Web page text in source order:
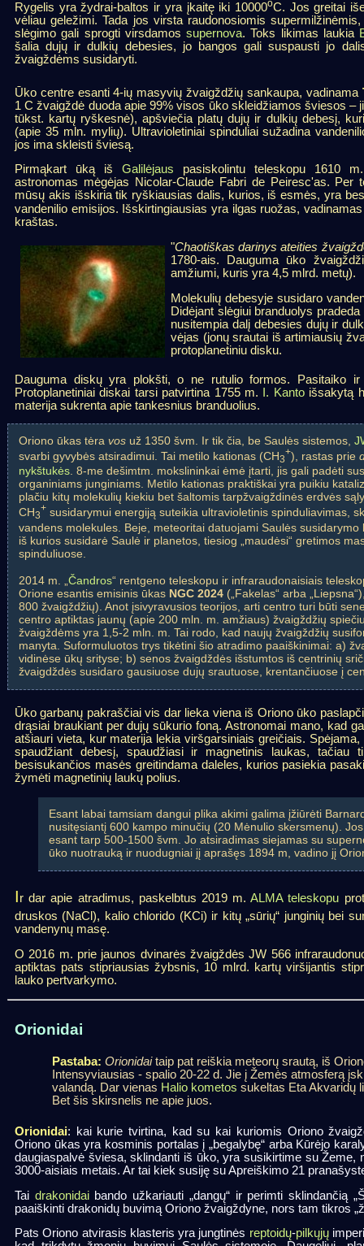
Rygelis yra žydrai-baltos ir yra įkaitę iki 10000oC. Jos greitai
vėliau geležimi. Tada jos virsta raudonosiomis
slėgimo gali sprogti virsdamossupernova. Toks likimas laukia
šalia dujų ir dulkių debesies, jo bangos gali suspausti jo
žvaigždėms susidaryti.
Ūko centre esanti 4-ių masyvių žvaigždžių sankaupa, vadinama
1 C žvaigždė duoda apie 99% visos ūko skleidžiamos šviesos –
tūkst. kartų ryškesnė), apšviečia platų dujų ir dulkių debesį,
(apie 35 mln. mylių). Ultravioletiniai spinduliai sužadina
jos ima skleisti šviesą.
Pirmąkart ūką iš Galilėjaus pasiskolintu teleskopu 1610
astronomas mėgėjas Nicolar-Claude Fabri de Peiresc'as. Per
mūsų akis išskiria tik ryškiausias dalis, kurios, iš esmės, yra
vandenilio emisijos. Išskirtingiausias yra ilgas ruožas,
kraštas.
"Chaotiškas darinys ateities
1780-ais. Dauguma ūko
amžiumi, kuris yra 4,5 mlrd. metų).
Molekulių debesyje susidaro
Didėjant slėgiui branduolys
nusitempia dalį debesies dujų ir
vėjas (jonų srautai iš artimiausių
protoplanetiniu disku.
Dauguma diskų yra plokšti, o ne rutulio formos. Pasitaiko
Protoplanetiniai diskai tarsi patvirtina 1755 m.
I. Kantoišsakytą
materija sukrenta apie tankesnius branduolius.
Oriono ūkas tėra vos už 1350 švm. Ir tik čia, be Saulės sistemos,
svarbi gyvybės atsiradimui. Tai metilo kationas (CH3
+), rastas prie
nykštukės. 8-me dešimtm. mokslininkai ėmė įtarti, jis gali padėti
organiniams junginiams. Metilo kationas praktiškai yra puikiu
plačiu kitų molekulių kiekiu bet šaltomis tarpžvaigždinės erdvės
CH3
+ susidarymui energiją suteikia ultravioletinis spinduliavimas,
vandens molekules. Beje, meteoritai datuojami Saulės
iš kurios susidarė Saulė ir planetos, tiesiog „maudėsi“ gretimos
spinduliuose.
2014 m. „ Čandros“ rentgeno teleskopu ir infraraudonaisiais
Orione esantis emisinis ūkas NGC 2024 („Fakelas“ arba
800 žvaigždžių). Anot įsivyravusios teorijos, arti centro turi būti
centro aptiktas jaunų (apie 200 mln. m. amžiaus) žvaigždžių
žvaigždėms yra 1,5-2 mln. m. Tai rodo, kad naujų žvaigždžių
manyta. Suformuluotos trys tikėtini šio atradimo paaiškinimai: a)
vidinėse ūkų srityse; b) senos žvaigdždės išstumtos iš centrinių
žvaigdždės susidaro gausiuose dujų srautuose, krentančiuose į
Ūko garbanų pakraščiai vis dar lieka viena iš Oriono ūko
drąsiai braukiant per dujų sūkurio foną. Astronomai mano, kad
atšiauri vieta, kur materija lekia viršgarsiniais greičiais.
spaudžiant debesį, spaudžiasi ir magnetinis laukas,
besisukančios masės greitindama daleles, kurios pasiekia
žymėti magnetinių laukų polius.
Esant labai tamsiam dangui plika akimi galima įžiūrėti
nusitęsiantį 600 kampo minučių (20 Mėnulio skersmenų).
esant tarp 500-1500 švm. Jo atsiradimas siejamas su
ūko nuotrauką ir nuodugniai jį aprašęs 1894 m, vadino jį
Ir dar apie atradimus, paskelbtus 2019 m.ALMA teleskopu
druskos (NaCl), kalio chlorido (KCi) ir kitų „sūrių“ junginių bei
vandenynų masę.
O 2016 m. prie jaunos dvinarės žvaigždės JW 566
aptiktas pats stipriausias žybsnis, 10 mlrd. kartų viršijantis
lauko pertvarkymo.
Orionidai
Pastaba: Orionidaitaip pat reiškia meteorų srautą, iš
Intensyviausias - spalio 20-22 d. Jie į Žemės atmosferą
valandą. Dar vienas Halio kometos sukeltas Eta Akvaridų
Bet šis skirsnelis ne apie juos.
Orionidai: kai kurie tvirtina, kad su kai kuriomis Oriono
Oriono ūkas yra kosminis portalas į „begalybę“ arba Kūrėjo
daugiaspalvė šviesa, sklindanti iš ūko, yra susikirtime su
3000-aisiais metais. Ar tai kiek susiję su Apreiškimo 21
Tai drakonidaibando užkariauti „dangų“ ir perimti sklindančią
paaiškinti drakonidų buvimą Oriono žvaigždyne, nors tam tikros
Pats Oriono atvirasis klasteris yra jungtinės reptoidų-pilkųjų